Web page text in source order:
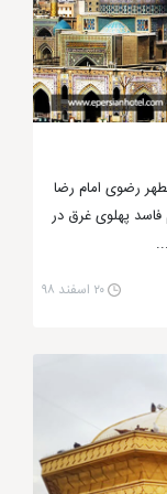
امام هشتم
است که نام
است که
هشتم از
رضا (ع) بر
بالین آن حضرت حضور داشت. این عالم بزرگوار 33 سال
بست و در مکان
رضوی امام رضا
پهلوی غرق در
۲۰ اسفند ۹۸